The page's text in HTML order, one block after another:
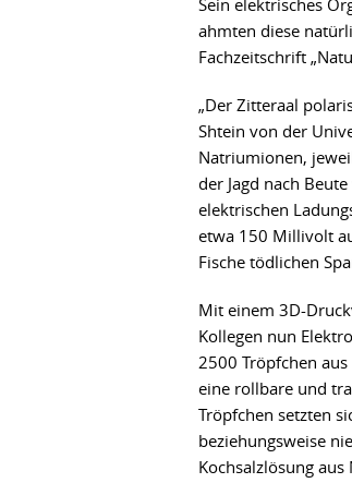
Sein elektrisches
ahmten diese
Fachzeitschrift
„Der Zitteraal
Shtein von der
Natriumionen,
der Jagd nach
elektrischen
etwa 150 Millivolt
Fische tödlichen
Mit einem 3D-
Kollegen nun
2500 Tröpfchen
eine rollbare und
Tröpfchen setzten
beziehungsweise
Kochsalzlösung